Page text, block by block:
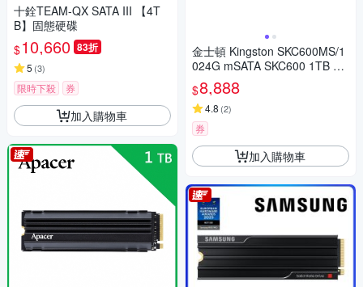
十銓TEAM-QX SATA III 【4T
B】固態硬碟
$10,660 83折
5 (3)
限時下殺 券
加入購物車
金士頓 Kingston SKC600MS/1
024G mSATA SKC600 1TB SS
D 固態硬碟
$8,888
4.8 (2)
券
加入購物車